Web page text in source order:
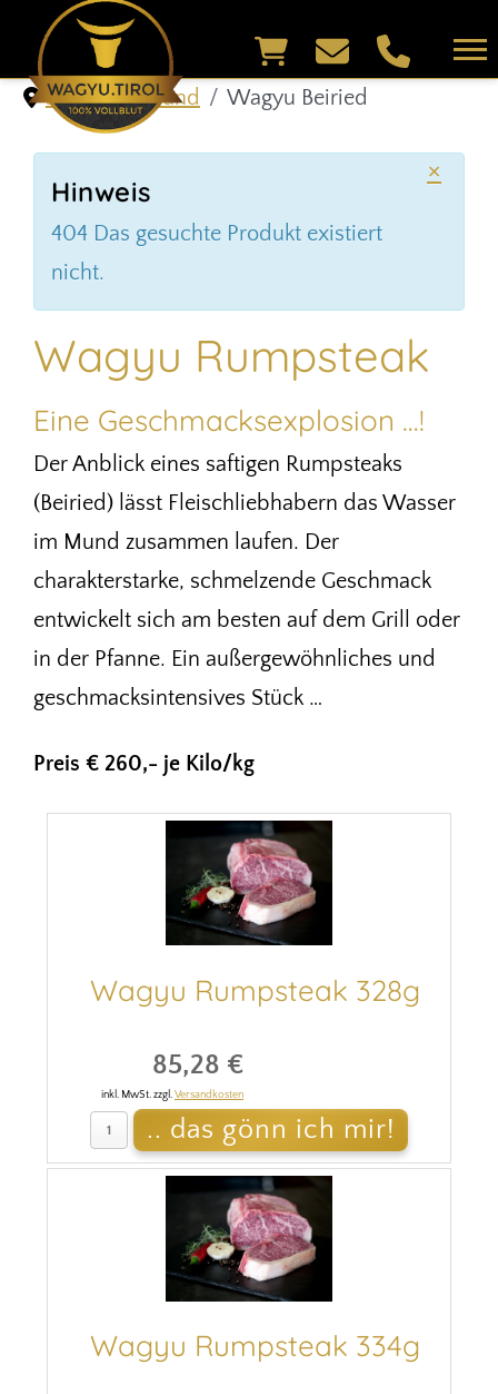
Shop & Versand Wagyu Beiried
×
Hinweis
404 Das gesuchte Produkt existiert
nicht.
Wagyu Rumpsteak
Eine Geschmacksexplosion …!
Der Anblick eines saftigen Rumpsteaks
(Beiried) lässt Fleischliebhabern das Wasser
im Mund zusammen laufen. Der
charakterstarke, schmelzende Geschmack
entwickelt sich am besten auf dem Grill oder
in der Pfanne. Ein außergewöhnliches und
geschmacksintensives Stück …
Preis € 260,- je Kilo/kg
Wagyu Rumpsteak 328g
85,28 €
inkl. MwSt. zzgl.Versandkosten
Wagyu Rumpsteak 334g